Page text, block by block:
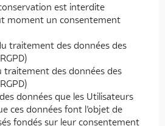
est interdite
moment un consentement
traitement des données des
traitement des données des
données que les Utilisateurs
ces données font l’objet de
fondés sur leur consentement